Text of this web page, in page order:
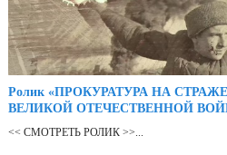
Ролик «ПРОКУРАТУРА НА
ВЕЛИКОЙ ОТЕЧЕСТВЕННОЙ
<< СМОТРЕТЬ РОЛИК >>...